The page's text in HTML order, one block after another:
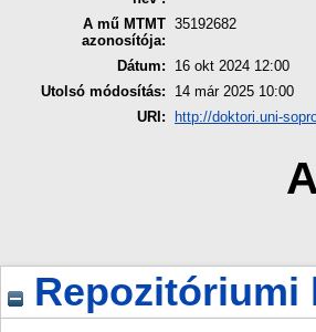
A mű MTMT
azonosítója:
35192682
Dátum:
16 okt 2024 12:00
Utolsó módosítás:
14 már 2025 10:00
URI:
http://doktori.uni-